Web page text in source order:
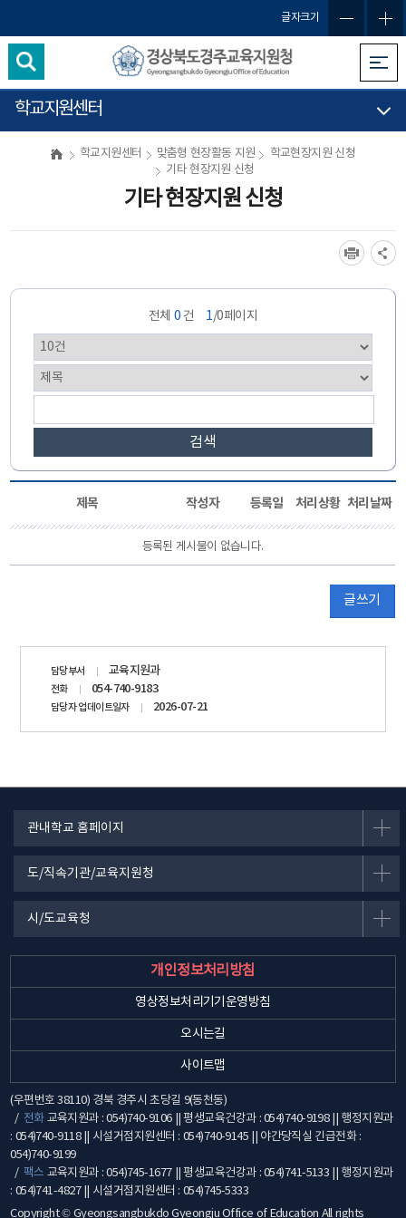
글자크기
학교지원센터
학교지원센터 맞춤형 현장활동 지원
학교현장지원 신청
기타 현장지원 신청
기타 현장지원 신청
전체 0 건 1/0페이지
검색
제목 작성자 등록일 처리상황 처리날짜
등록된 게시물이 없습니다.
글쓰기
담당부서 교육지원과
전화 054-740-9183
담당자 업데이트일자 2026-07-21
관내학교 홈페이지
도/직속기관/교육지원청
시/도교육청
개인정보처리방침
영상정보처리기기운영방침
오시는길
사이트맵
(우편번호 38110) 경북 경주시 초당길 9(동천동)
전화교육지원과 : 054)740-9106 || 평생교육건강과 : 054)740-9198 || 행정지원과
: 054)740-9118 || 시설거점지원센터 : 054)740-9145 || 야간당직실 긴급전화 :
054)740-9199
팩스 교육지원과 : 054)745-1677 || 평생교육건강과 : 054)741-5133 || 행정지원과
: 054)741-4827 || 시설거점지원센터 : 054)745-5333
Copyright © Gyeongsangbukdo Gyeongju Office of Education All rights